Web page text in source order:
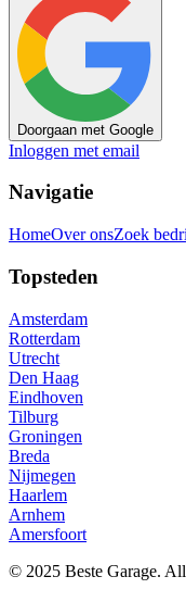
Doorgaan met Google
Inloggen met email
Navigatie
HomeOver onsZoek
Topsteden
Amsterdam
Rotterdam
Utrecht
Den Haag
Eindhoven
Tilburg
Groningen
Breda
Nijmegen
Haarlem
Arnhem
Amersfoort
© 2025 Beste Garage.